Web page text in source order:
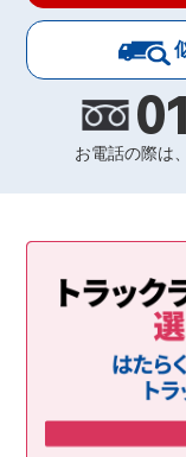
お電話の際は